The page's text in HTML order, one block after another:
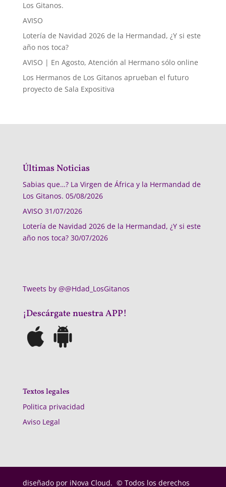
Los Gitanos.
AVISO
Lotería de Navidad 2026 de la Hermandad, ¿Y si este
año nos toca?
AVISO | En Agosto, Atención al Hermano sólo online
Los Hermanos de Los Gitanos aprueban el futuro
proyecto de Sala Expositiva
Últimas Noticias
Sabias que…? La Virgen de África y la Hermandad de
Los Gitanos. 05/08/2026
AVISO 31/07/2026
Lotería de Navidad 2026 de la Hermandad, ¿Y si este
año nos toca? 30/07/2026
Tweets by @@Hdad_LosGitanos
¡Descárgate nuestra APP!
Textos legales
Politica privacidad
Aviso Legal
diseñado por iNova Cloud. © Todos los derechos